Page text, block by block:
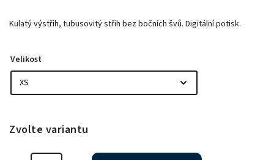
Kulatý výstřih, tubusovitý střih bez bočních švů. Digitální potisk.
Velikost
Zvolte variantu